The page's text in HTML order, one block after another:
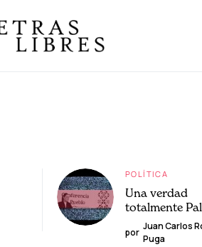
POLÍTICA
Una verdad
totalmente
por
Juan Carlos
Puga